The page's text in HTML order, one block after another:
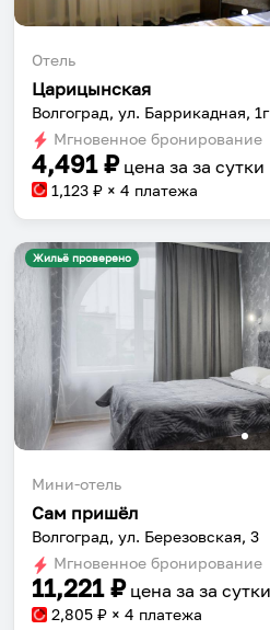
Отель
Царицынская
Волгоград, ул. Баррикадная, 1г
Мгновенное бронирование
4,491₽ цена за за сутки
1,123 ₽ × 4 платежа
Жильё проверено
Мини-отель
Сам пришёл
Волгоград, ул. Березовская, 3
Мгновенное бронирование
11,221₽ цена за за сутки
2,805 ₽ × 4 платежа
Собери
Сохраняй места,
компанию и
Установить